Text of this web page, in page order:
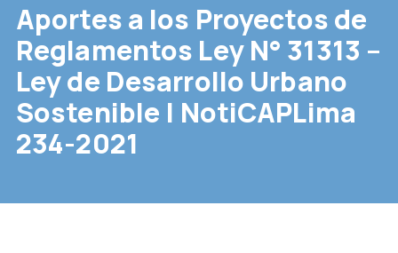
Aportes a los Proyectos de
Reglamentos Ley N° 31313 –
Ley de Desarrollo Urbano
Sostenible | NotiCAPLima
234-2021